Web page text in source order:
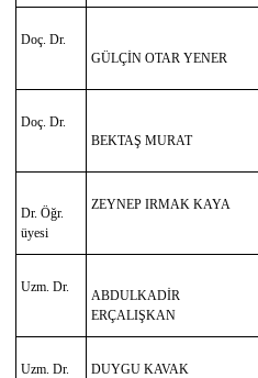
Doç. Dr.
GÜLÇİN OTAR YENER
Doç. Dr.
BEKTAŞ MURAT
Dr. Öğr.
üyesi
ZEYNEP IRMAK KAYA
Uzm. Dr.
ABDULKADİR
ERÇALIŞKAN
Uzm. Dr. DUYGU KAVAK